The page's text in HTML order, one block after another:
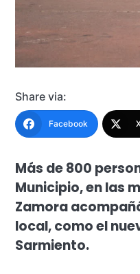
Share via:
Facebook
Más de 800
Municipio, en las
Zamora
local, como el
Sarmiento.